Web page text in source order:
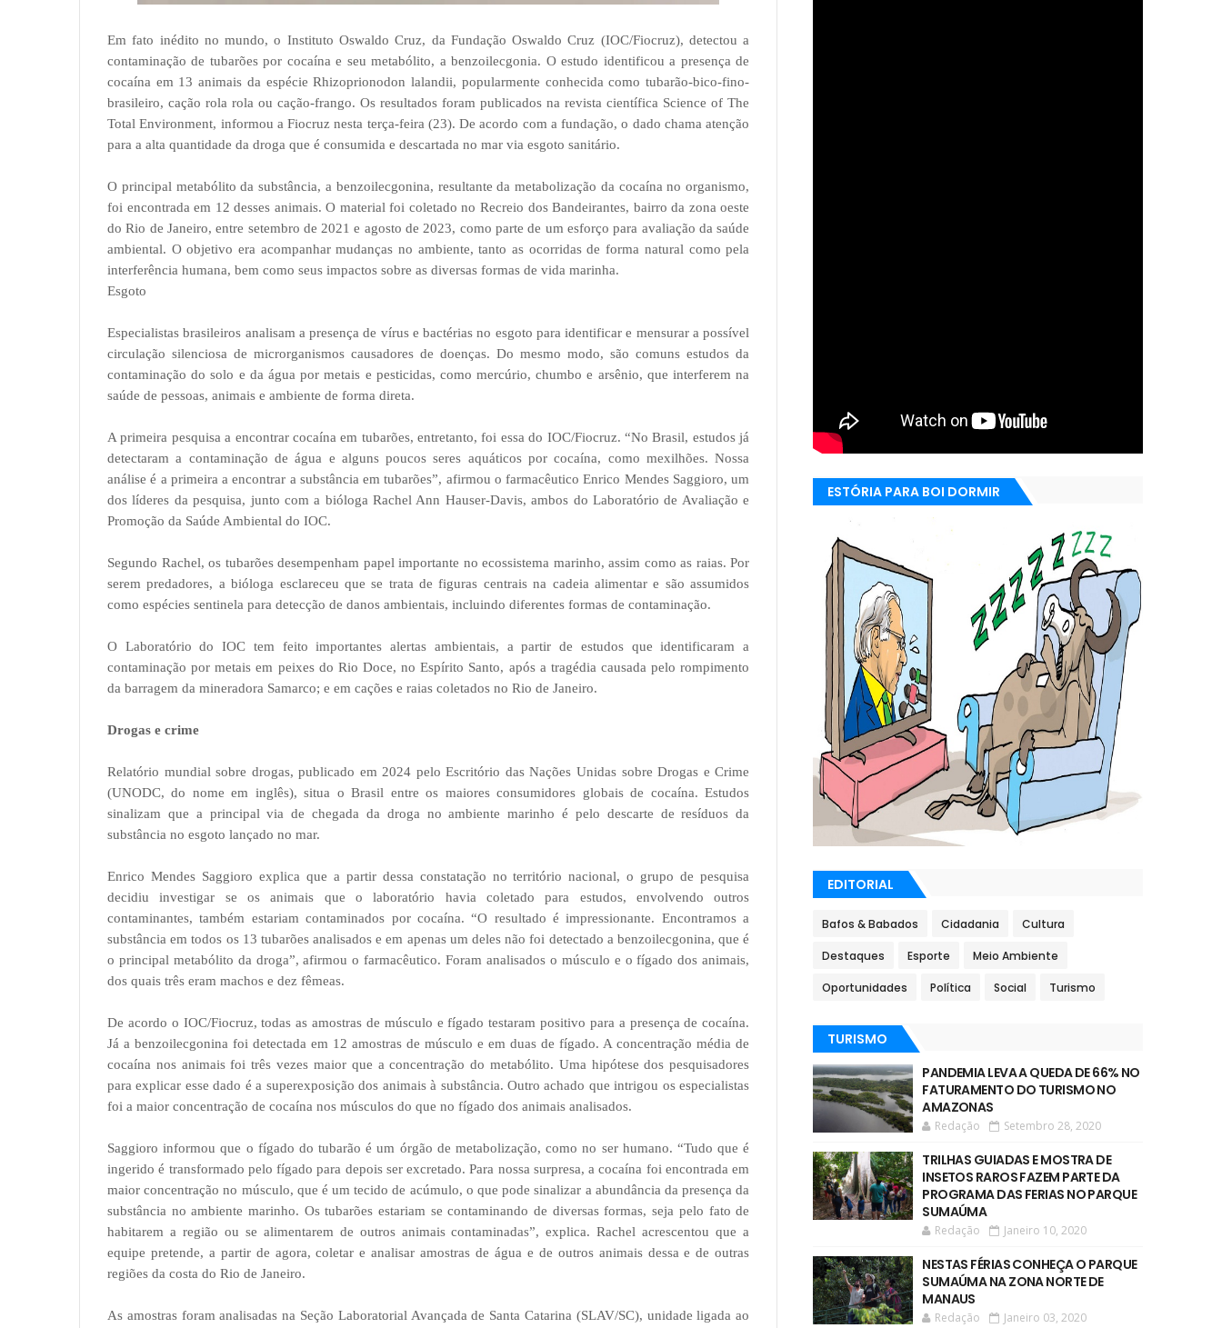
Em fato inédito no mundo, o Instituto Oswaldo Cruz, da Fundação Oswaldo Cruz (IOC/Fiocruz), detectou a
contaminação de tubarões por cocaína e seu metabólito, a benzoilecgonia. O estudo identificou a presença de
cocaína em 13 animais da espécie Rhizoprionodon lalandii, popularmente conhecida como tubarão-bico-fino-
brasileiro, cação rola rola ou cação-frango. Os resultados foram publicados na revista científica Science of The
Total Environment, informou a Fiocruz nesta terça-feira (23). De acordo com a fundação, o dado chama atenção
para a alta quantidade da droga que é consumida e descartada no mar via esgoto sanitário.
O principal metabólito da substância, a benzoilecgonina, resultante da metabolização da cocaína no organismo,
foi encontrada em 12 desses animais. O material foi coletado no Recreio dos Bandeirantes, bairro da zona oeste
do Rio de Janeiro, entre setembro de 2021 e agosto de 2023, como parte de um esforço para avaliação da saúde
ambiental. O objetivo era acompanhar mudanças no ambiente, tanto as ocorridas de forma natural como pela
interferência humana, bem como seus impactos sobre as diversas formas de vida marinha.
Esgoto
Especialistas brasileiros analisam a presença de vírus e bactérias no esgoto para identificar e mensurar a possível
circulação silenciosa de microrganismos causadores de doenças. Do mesmo modo, são comuns estudos da
contaminação do solo e da água por metais e pesticidas, como mercúrio, chumbo e arsênio, que interferem na
saúde de pessoas, animais e ambiente de forma direta.
A primeira pesquisa a encontrar cocaína em tubarões, entretanto, foi essa do IOC/Fiocruz. “No Brasil, estudos já
detectaram a contaminação de água e alguns poucos seres aquáticos por cocaína, como mexilhões. Nossa
análise é a primeira a encontrar a substância em tubarões”, afirmou o farmacêutico Enrico Mendes Saggioro, um
dos líderes da pesquisa, junto com a bióloga Rachel Ann Hauser-Davis, ambos do Laboratório de Avaliação e
Promoção da Saúde Ambiental do IOC.
Segundo Rachel, os tubarões desempenham papel importante no ecossistema marinho, assim como as raias. Por
serem predadores, a bióloga esclareceu que se trata de figuras centrais na cadeia alimentar e são assumidos
como espécies sentinela para detecção de danos ambientais, incluindo diferentes formas de contaminação.
O Laboratório do IOC tem feito importantes alertas ambientais, a partir de estudos que identificaram a
contaminação por metais em peixes do Rio Doce, no Espírito Santo, após a tragédia causada pelo rompimento
da barragem da mineradora Samarco; e em cações e raias coletados no Rio de Janeiro.
Drogas e crime
Relatório mundial sobre drogas, publicado em 2024 pelo Escritório das Nações Unidas sobre Drogas e Crime
(UNODC, do nome em inglês), situa o Brasil entre os maiores consumidores globais de cocaína. Estudos
sinalizam que a principal via de chegada da droga no ambiente marinho é pelo descarte de resíduos da
substância no esgoto lançado no mar.
Enrico Mendes Saggioro explica que a partir dessa constatação no território nacional, o grupo de pesquisa
decidiu investigar se os animais que o laboratório havia coletado para estudos, envolvendo outros
contaminantes, também estariam contaminados por cocaína. “O resultado é impressionante. Encontramos a
substância em todos os 13 tubarões analisados e em apenas um deles não foi detectado a benzoilecgonina, que é
o principal metabólito da droga”, afirmou o farmacêutico. Foram analisados o músculo e o fígado dos animais,
dos quais três eram machos e dez fêmeas.
De acordo o IOC/Fiocruz, todas as amostras de músculo e fígado testaram positivo para a presença de cocaína.
Já a benzoilecgonina foi detectada em 12 amostras de músculo e em duas de fígado. A concentração média de
cocaína nos animais foi três vezes maior que a concentração do metabólito. Uma hipótese dos pesquisadores
para explicar esse dado é a superexposição dos animais à substância. Outro achado que intrigou os especialistas
foi a maior concentração de cocaína nos músculos do que no fígado dos animais analisados.
Saggioro informou que o fígado do tubarão é um órgão de metabolização, como no ser humano. “Tudo que é
ingerido é transformado pelo fígado para depois ser excretado. Para nossa surpresa, a cocaína foi encontrada em
maior concentração no músculo, que é um tecido de acúmulo, o que pode sinalizar a abundância da presença da
substância no ambiente marinho. Os tubarões estariam se contaminando de diversas formas, seja pelo fato de
habitarem a região ou se alimentarem de outros animais contaminadas”, explica. Rachel acrescentou que a
equipe pretende, a partir de agora, coletar e analisar amostras de água e de outros animais dessa e de outras
regiões da costa do Rio de Janeiro.
As amostras foram analisadas na Seção Laboratorial Avançada de Santa Catarina (SLAV/SC), unidade ligada ao
ESTÓRIA PARA BOI DORMIR
EDITORIAL
Bafos & Babados Cidadania Cultura
Destaques Esporte Meio Ambiente
Oportunidades Política Social Turismo
TURISMO
PANDEMIA LEVA A QUEDA DE 66% NO
FATURAMENTO DO TURISMO NO
AMAZONAS
Redação Setembro 28, 2020
TRILHAS GUIADAS E MOSTRA DE
INSETOS RAROS FAZEM PARTE DA
PROGRAMA DAS FERIAS NO PARQUE
SUMAÚMA
Redação Janeiro 10, 2020
NESTAS FÉRIAS CONHEÇA O PARQUE
SUMAÚMA NA ZONA NORTE DE
MANAUS
Redação Janeiro 03, 2020